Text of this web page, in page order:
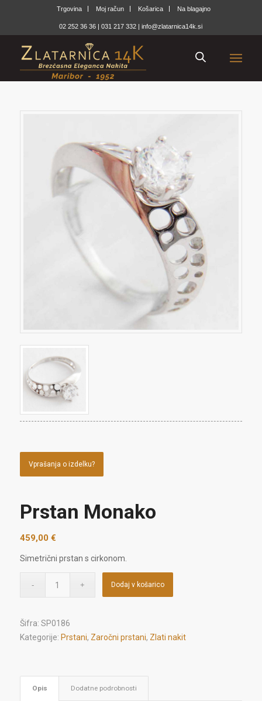
Trgovina Moj račun Košarica Na blagajno
02 252 36 36 |031 217 332 |info@zlatarnica14k.si
Vprašanja o izdelku?
Prstan Monako
459,00 €
Simetrični prstan s cirkonom.
Dodaj v košarico
Šifra: SP0186
Kategorije: Prstani, Zaročni prstani, Zlati nakit
Opis Dodatne podrobnosti